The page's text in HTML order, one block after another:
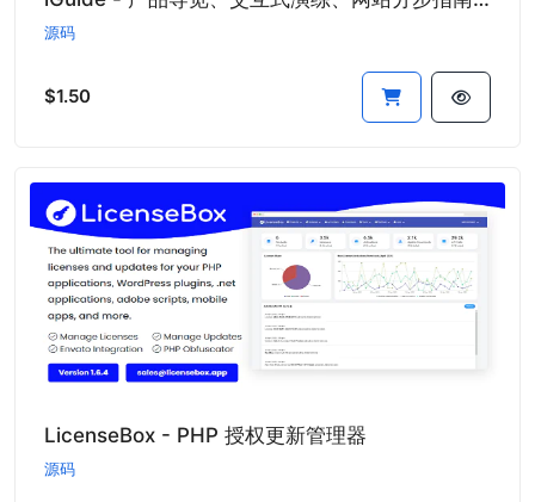
源码
$1.50
LicenseBox - PHP 授权更新管理器
源码